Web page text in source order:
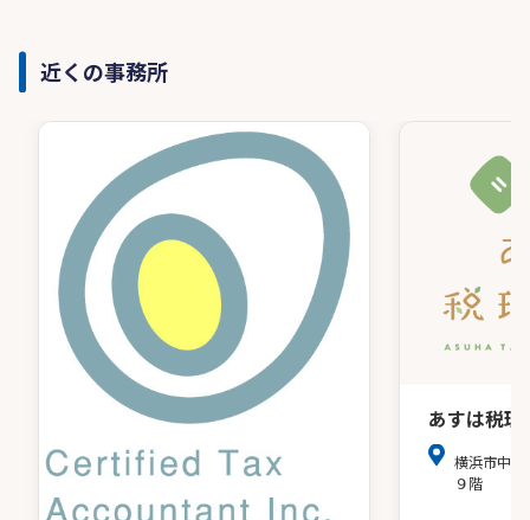
近くの事務所
あすは税理
横浜市中区
９階